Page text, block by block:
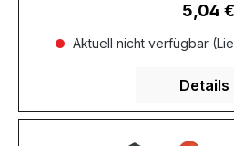
5,04
Aktuell nicht verfügbar
Details